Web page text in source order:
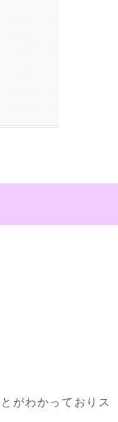
がわかっておりス